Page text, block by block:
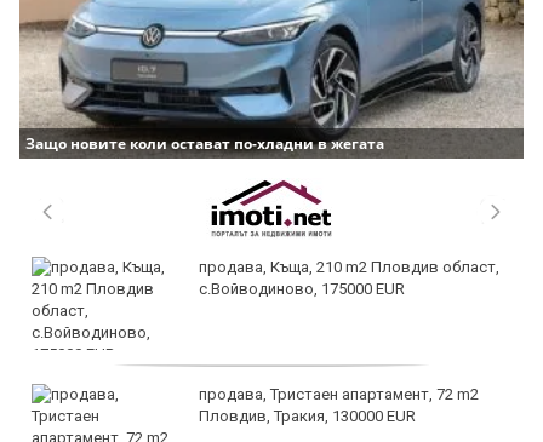
Защо новите коли остават по-хладни в жегата
продава, Къща, 210 m2 Пловдив област,
с.Войводиново, 175000 EUR
продава, Тристаен апартамент, 72 m2
Пловдив, Тракия, 130000 EUR